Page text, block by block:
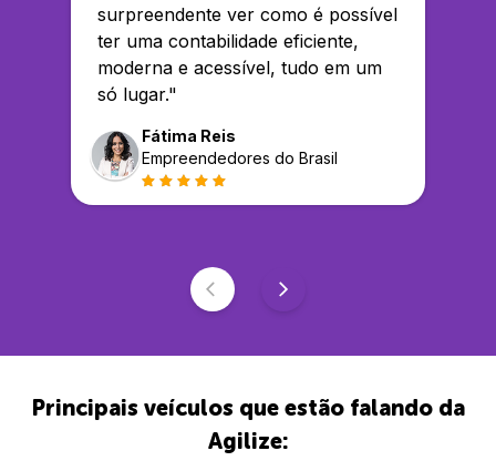
surpreendente ver como é possível
ter uma contabilidade eficiente,
moderna e acessível, tudo em um
só lugar."
Fátima Reis
Empreendedores do Brasil
Principais veículos que estão falando da
Agilize: